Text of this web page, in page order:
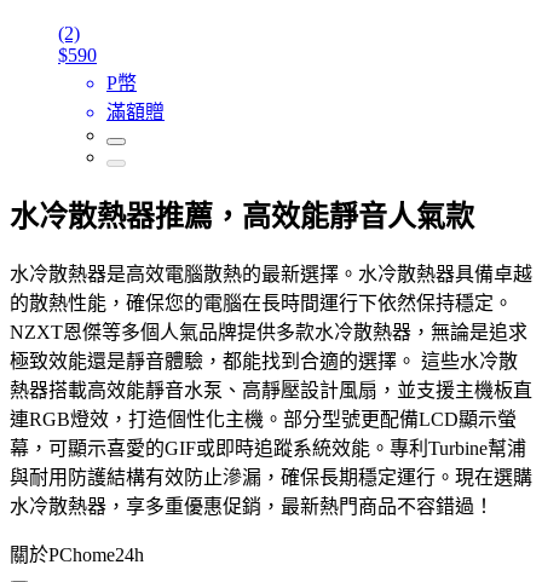
(2)
$590
P幣
滿額贈
水冷散熱器推薦，高效能靜音人氣款
水冷散熱器是高效電腦散熱的最新選擇。水冷散熱器具備卓越
的散熱性能，確保您的電腦在長時間運行下依然保持穩定。
NZXT恩傑等多個人氣品牌提供多款水冷散熱器，無論是追求
極致效能還是靜音體驗，都能找到合適的選擇。 這些水冷散
熱器搭載高效能靜音水泵、高靜壓設計風扇，並支援主機板直
連RGB燈效，打造個性化主機。部分型號更配備LCD顯示螢
幕，可顯示喜愛的GIF或即時追蹤系統效能。專利Turbine幫浦
與耐用防護結構有效防止滲漏，確保長期穩定運行。現在選購
水冷散熱器，享多重優惠促銷，最新熱門商品不容錯過！
關於PChome24h